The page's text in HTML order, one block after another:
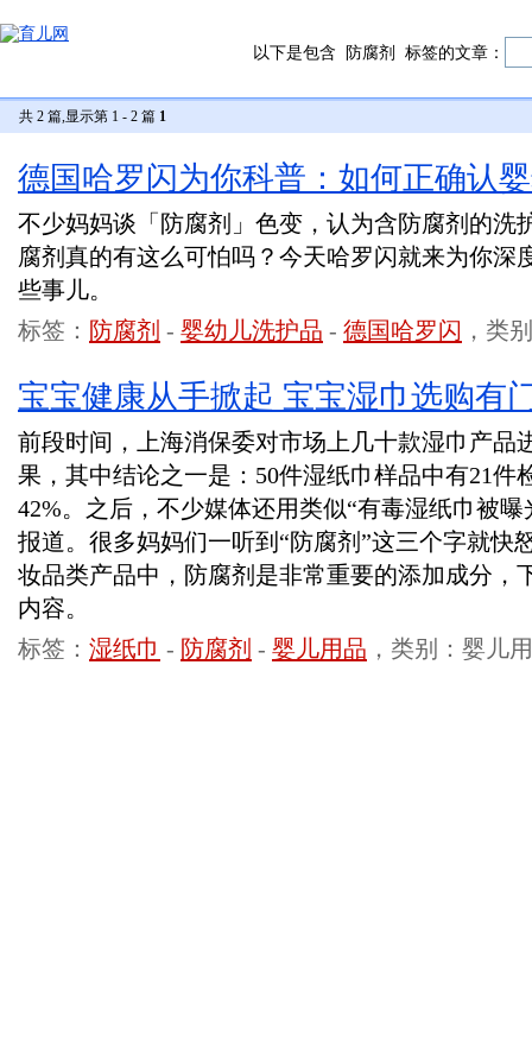
以下是包含 防腐剂 标签的文章：
共 2 篇,显示第 1 - 2 篇 1
德国哈罗闪为你科普：如何正确认
不少妈妈谈「防腐剂」色变，认为含防腐剂的洗
腐剂真的有这么可怕吗？今天哈罗闪就来为你
些事儿。
标签： 防腐剂 - 婴幼儿洗护品 - 德国哈罗闪 ，类
宝宝健康从手掀起 宝宝湿巾选购有
前段时间，上海消保委对市场上几十款湿巾产品
果，其中结论之一是：50件湿纸巾样品中有21件
42%。之后，不少媒体还用类似“有毒湿纸巾被
报道。很多妈妈们一听到“防腐剂”这三个字就快
妆品类产品中，防腐剂是非常重要的添加成分，
内容。
标签： 湿纸巾 - 防腐剂 - 婴儿用品 ，类别：婴儿